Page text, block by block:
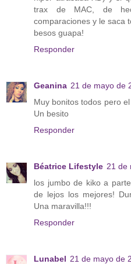
trax de MAC, de
comparaciones y le saca
besos guapa!
Responder
Geanina 21 de mayo de
Muy bonitos todos pero
Un besito
Responder
Béatrice Lifestyle 21 de
los jumbo de kiko a
de lejos los mejores!
Una maravilla!!!
Responder
Lunabel 21 de mayo de